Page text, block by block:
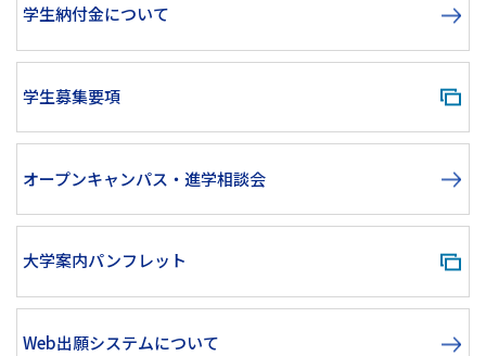
学生納付金について
学生募集要項
オープンキャンパス・進学相談会
大学案内パンフレット
Web出願システムについて